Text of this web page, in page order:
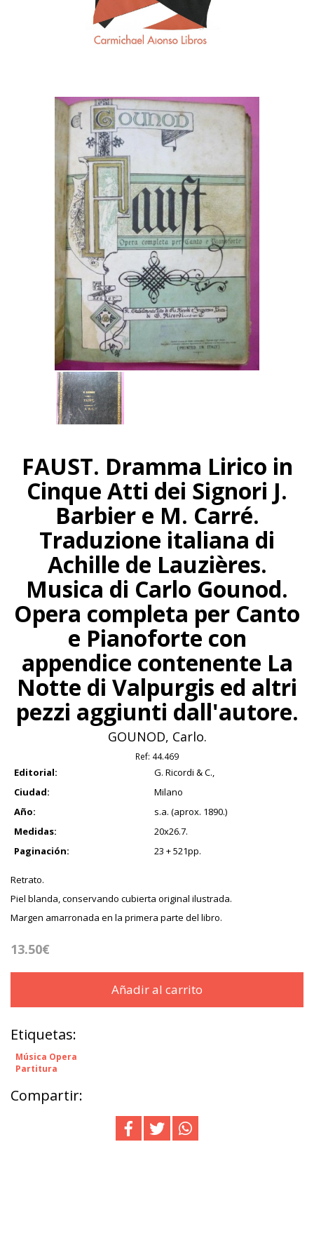
FAUST. Dramma Lirico in
Cinque Atti dei Signori J.
Barbier e M. Carré.
Traduzione italiana di
Achille de Lauzières.
Musica di Carlo Gounod.
Opera completa per Canto
e Pianoforte con
appendice contenente La
Notte di Valpurgis ed altri
pezzi aggiunti dall'autore.
GOUNOD, Carlo.
Ref: 44.469
Editorial:
G. Ricordi & C.,
Ciudad:
Milano
Año:
s.a. (aprox. 1890.)
Medidas:
20x26.7.
Paginación:
23 + 521pp.
Retrato.
Piel blanda, conservando cubierta original ilustrada.
Margen amarronada en la primera parte del libro.
13.50€
Añadir al carrito
Etiquetas:
Música Opera
Partitura
Compartir: